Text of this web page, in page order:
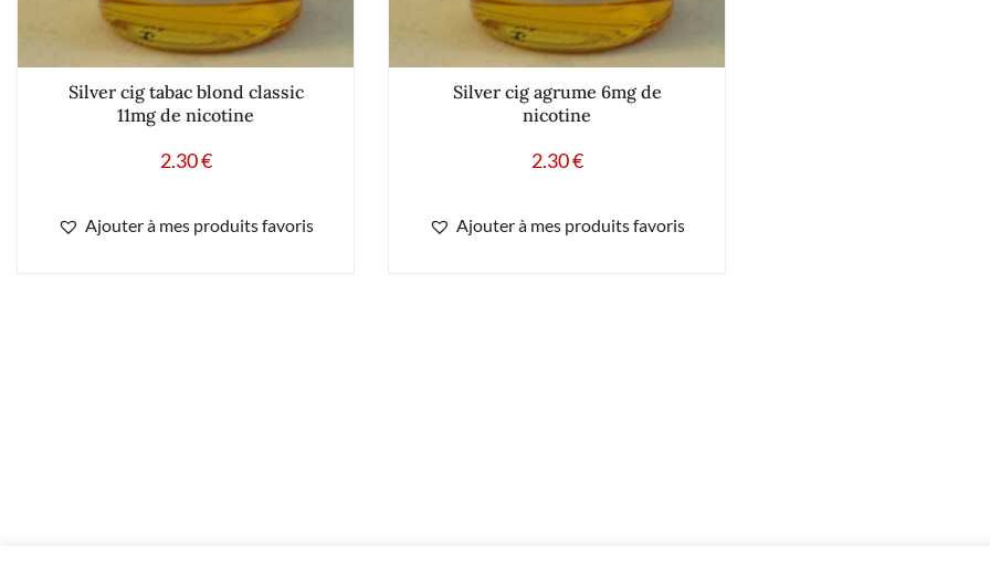
Silver cig tabac blond classic
11mg de nicotine
2.30€
Ajouter à mes produits favoris
Silver cig agrume 6mg de
nicotine
2.30€
Ajouter à mes produits favoris